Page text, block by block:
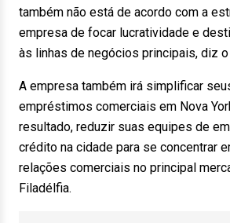
também não está de acordo com a
empresa de focar lucratividade e
às linhas de negócios principais, diz o
A empresa também irá simplificar
empréstimos comerciais em Nova
resultado, reduzir suas equipes de
crédito na cidade para se concentrar
relações comerciais no principal
Filadélfia.